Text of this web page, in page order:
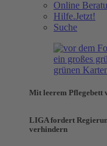
Online
Hilfe.Jetzt!
Suche
Mit leerem Pflegebett
LIGA fordert
verhindern